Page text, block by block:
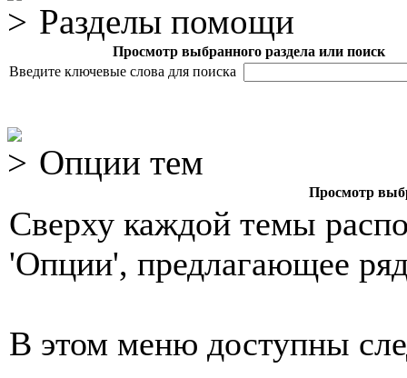
Разделы помощи
Просмотр выбранного раздела или поиск
Введите ключевые слова для поиска
Опции тем
Просмотр
Сверху каждой темы
'Опции', предлагающее
В этом меню доступны